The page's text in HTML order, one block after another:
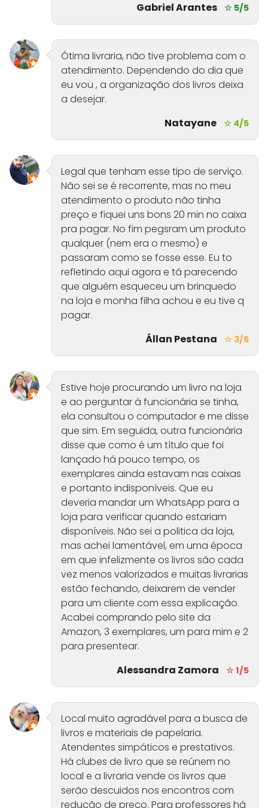
Gabriel Arantes ☆ 5/5
Ótima livraria, não tive problema com o
atendimento. Dependendo do dia que
eu vou , a organização dos livros deixa
a desejar.
Natayane ☆ 4/5
Legal que tenham esse tipo de serviço.
Não sei se é recorrente, mas no meu
atendimento o produto não tinha
preço e fiquei uns bons 20 min no caixa
pra pagar. No fim pegsram um produto
qualquer (nem era o mesmo) e
passaram como se fosse esse. Eu to
refletindo aqui agora e tá parecendo
que alguém esqueceu um brinquedo
na loja e monha filha achou e eu tive q
pagar.
Állan Pestana
☆ 3/5
Estive hoje procurando um livro na loja
e ao perguntar à funcionária se tinha,
ela consultou o computador e me disse
que sim. Em seguida, outra funcionária
disse que como é um título que foi
lançado há pouco tempo, os
exemplares ainda estavam nas caixas
e portanto indisponíveis. Que eu
deveria mandar um WhatsApp para a
loja para verificar quando estariam
disponíveis. Não sei a politica da loja,
mas achei lamentável, em uma época
em que infelizmente os livros são cada
vez menos valorizados e muitas livrarias
estão fechando, deixarem de vender
para um cliente com essa explicação.
Acabei comprando pelo site da
Amazon, 3 exemplares, um para mim e 2
para presentear.
Alessandra Zamora
☆ 1/5
Local muito agradável para a busca de
livros e materiais de papelaria.
Atendentes simpáticos e prestativos.
Há clubes de livro que se reúnem no
local e a livraria vende os livros que
serão descuidos nos encontros com
redução de preço. Para professores há